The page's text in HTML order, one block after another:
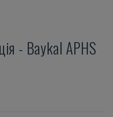
- Baykal APHS